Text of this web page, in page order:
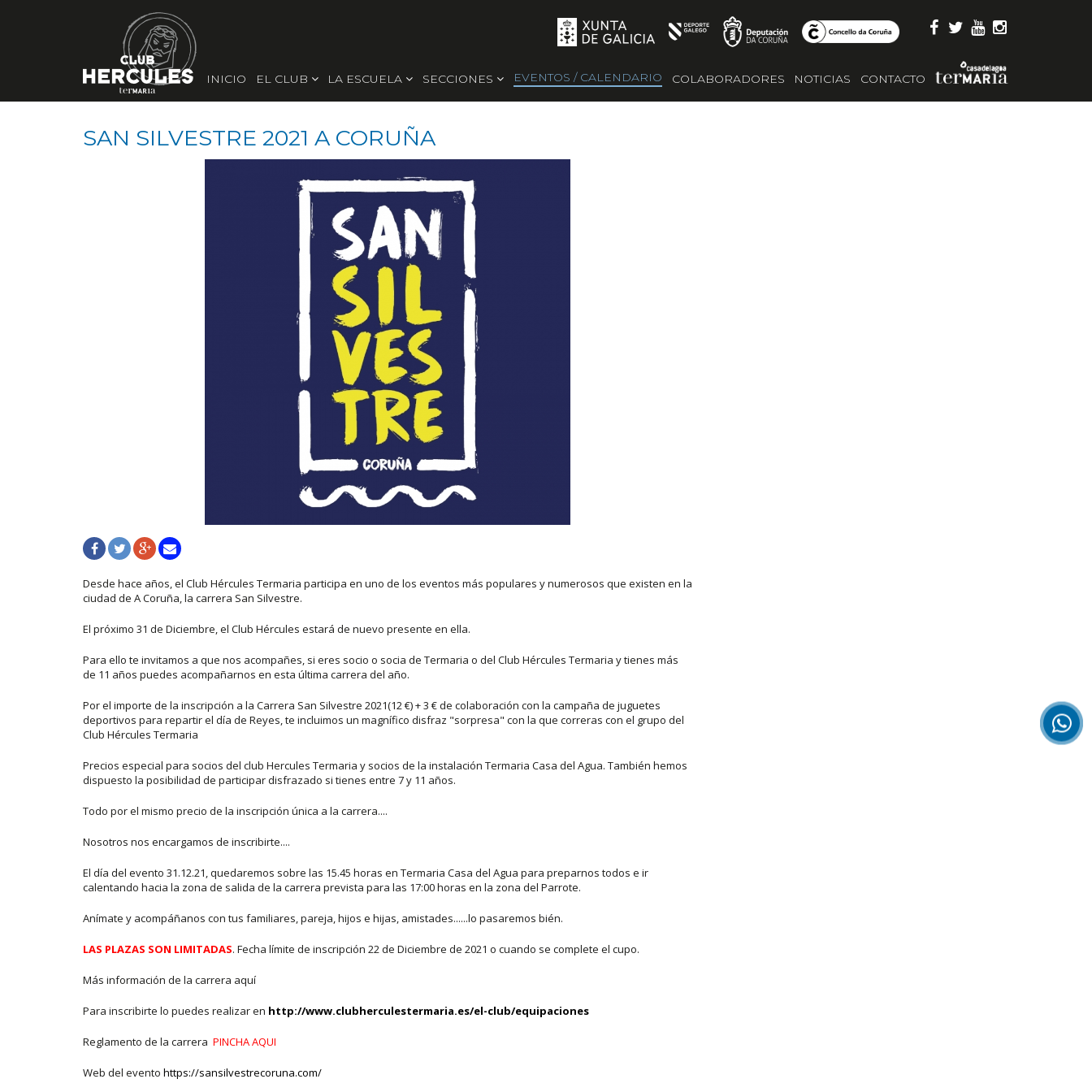
INICIO EL CLUB LA ESCUELA SECCIONES EVENTOS / CALENDARIO COLABORADORES NOTICIAS CONTACTO
SAN SILVESTRE 2021 A CORUÑA
Desde hace años, el Club Hércules Termaria participa en uno de los eventos más populares y numerosos que existen en la
ciudad de A Coruña, la carrera San Silvestre.
El próximo 31 de Diciembre, el Club Hércules estará de nuevo presente en ella.
Para ello te invitamos a que nos acompañes, si eres socio o socia de Termaria o del Club Hércules Termaria y tienes más
de 11 años puedes acompañarnos en esta última carrera del año.
Por el importe de la inscripción a la Carrera San Silvestre 2021(12 €) + 3 € de colaboración con la campaña de juguetes
deportivos para repartir el día de Reyes, te incluimos un magnífico disfraz "sorpresa" con la que correras con el grupo del
Club Hércules Termaria
Precios especial para socios del club Hercules Termaria y socios de la instalación Termaria Casa del Agua. También hemos
dispuesto la posibilidad de participar disfrazado si tienes entre 7 y 11 años.
Todo por el mismo precio de la inscripción única a la carrera....
Nosotros nos encargamos de inscribirte....
El día del evento 31.12.21, quedaremos sobre las 15.45 horas en Termaria Casa del Agua para preparnos todos e ir
calentando hacia la zona de salida de la carrera prevista para las 17:00 horas en la zona del Parrote.
Anímate y acompáñanos con tus familiares, pareja, hijos e hijas, amistades......lo pasaremos bién.
LAS PLAZAS SON LIMITADAS. Fecha límite de inscripción 22 de Diciembre de 2021 o cuando se complete el cupo.
Más información de la carrera aquí
Para inscribirte lo puedes realizar en http://www.clubherculestermaria.es/el-club/equipaciones
Reglamento de la carrera PINCHA AQUI
Web del evento https://sansilvestrecoruna.com/